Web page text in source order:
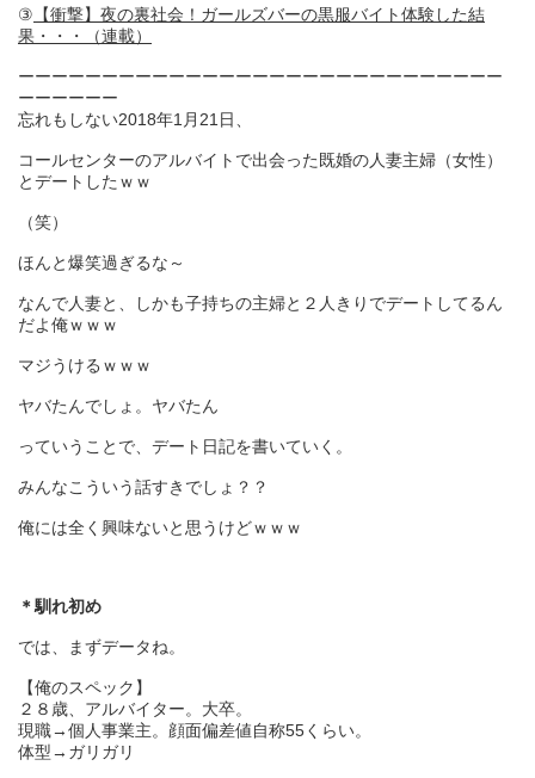
③ 【衝撃】夜の裏社会！ガールズバーの黒服バイト体験した結
果・・・（連載）
ーーーーーーーーーーーーーーーーーーーーーーーーーーーーー
ーーーーーー
忘れもしない2018年1月21日、
コールセンターのアルバイトで出会った既婚の人妻主婦（女性）
とデートしたｗｗ
（笑）
ほんと爆笑過ぎるな～
なんで人妻と、しかも子持ちの主婦と２人きりでデートしてるん
だよ俺ｗｗｗ
マジうけるｗｗｗ
ヤバたんでしょ。ヤバたん
っていうことで、デート日記を書いていく。
みんなこういう話すきでしょ？？
俺には全く興味ないと思うけどｗｗｗ
＊馴れ初め
では、まずデータね。
【俺のスペック】
２８歳、アルバイター。大卒。
現職→個人事業主。顔面偏差値自称55くらい。
体型→ガリガリ